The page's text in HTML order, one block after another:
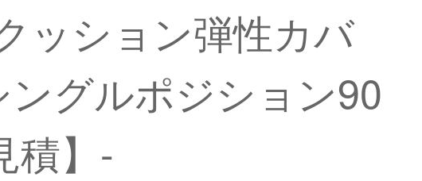
ッション弾性カバ
グルポジション90
積】-